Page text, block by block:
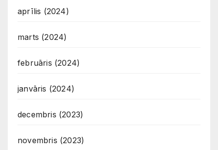
aprīlis (2024)
marts (2024)
februāris (2024)
janvāris (2024)
decembris (2023)
novembris (2023)